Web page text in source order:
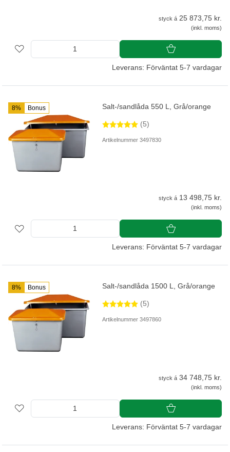
styck á 25 873,75 kr.
(inkl. moms)
Leverans: Förväntat 5-7 vardagar
8% Bonus Salt-/sandlåda 550 L, Grå/orange
(5)
Artikelnummer 3497830
styck á 13 498,75 kr.
(inkl. moms)
Leverans: Förväntat 5-7 vardagar
8% Bonus Salt-/sandlåda 1500 L, Grå/orange
(5)
Artikelnummer 3497860
styck á 34 748,75 kr.
(inkl. moms)
Leverans: Förväntat 5-7 vardagar